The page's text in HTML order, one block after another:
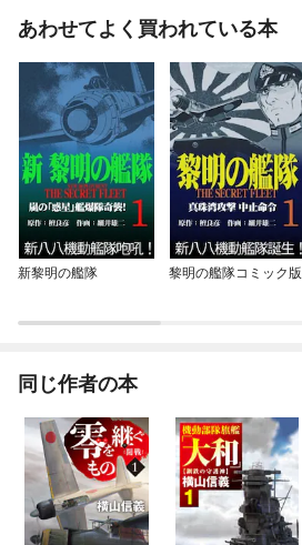
あわせてよく買われている本
新黎明の艦隊 黎明の艦隊コミック版
同じ作者の本